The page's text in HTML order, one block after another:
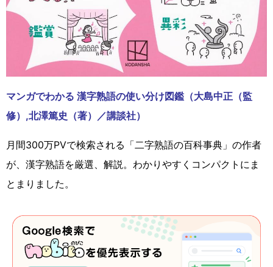
マンガでわかる 漢字熟語の使い分け図鑑（大島中正（監
修）,北澤篤史（著）／講談社）
月間300万PVで検索される「二字熟語の百科事典」の作者
が、漢字熟語を厳選、解説。わかりやすくコンパクトにま
とまりました。